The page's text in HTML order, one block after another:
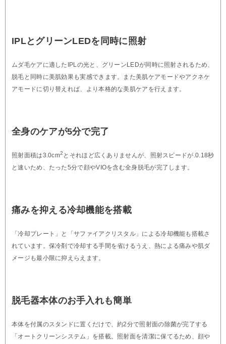
IPLとグリーンLEDを同時に照射
ムダ毛ケアに適したIPLの光と、グリーンLEDが同時に照射されるため、
脱毛と同時に美肌効果も実感できます。また美肌ケアモードやアクネケ
アモードに切り替えれば、より本格的な美肌ケアを行えます。
全身のケアが5分で完了
照射面積は3.0cm2 とそれほど広くありませんが、照射スピードが.0.18秒
と速いため、たった5分で顔やVIOを含む全身脱毛が完了します。
痛みを抑える冷却機能を搭載
「冷却プレート」と「サファイアクリスタル」による冷却機能も搭載さ
れています。保冷剤で冷却する手間を省けるうえ、熱による痛みや肌ダ
メージも最小限に抑えらえます。
脱毛器本体のお手入れも簡単
本体を付属のスタンドに置くだけで、約2分で照射面の除菌が完了する
「オートクリーンシステム」を搭載。照射面を清潔に保てるため、顔や